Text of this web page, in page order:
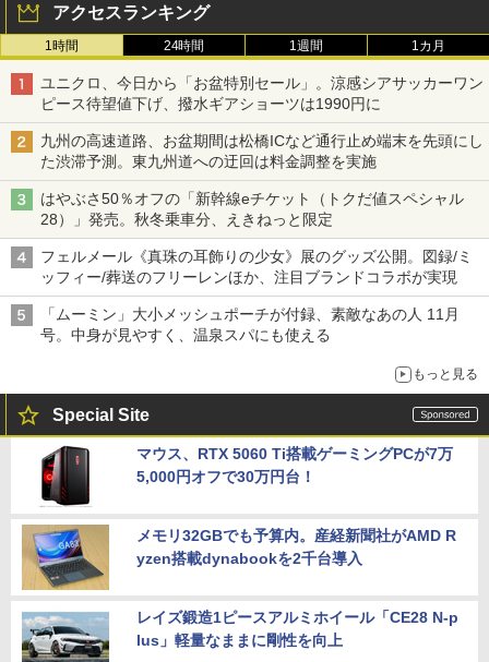
アクセスランキング
1時間 24時間 1週間 1カ月
ユニクロ、今日から「お盆特別セール」。涼感シアサッカーワン
ピース待望値下げ、撥水ギアショーツは1990円に
九州の高速道路、お盆期間は松橋ICなど通行止め端末を先頭にし
た渋滞予測。東九州道への迂回は料金調整を実施
はやぶさ50％オフの「新幹線eチケット（トクだ値スペシャル
28）」発売。秋冬乗車分、えきねっと限定
フェルメール《真珠の耳飾りの少女》展のグッズ公開。図録/ミ
ッフィー/葬送のフリーレンほか、注目ブランドコラボが実現
「ムーミン」大小メッシュポーチが付録、素敵なあの人 11月
号。中身が見やすく、温泉スパにも使える
もっと見る
Special Site
マウス、RTX 5060 Ti搭載ゲーミングPCが7万
5,000円オフで30万円台！
メモリ32GBでも予算内。産経新聞社がAMD R
yzen搭載dynabookを2千台導入
レイズ鍛造1ピースアルミホイール「CE28 N-p
lus」軽量なままに剛性を向上